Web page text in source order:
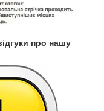
про нашу